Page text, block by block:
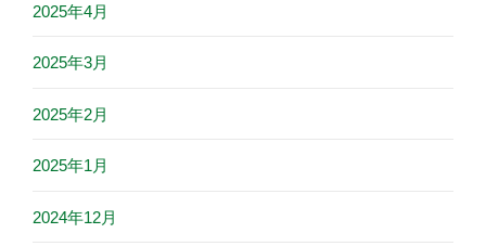
2025年4月
2025年3月
2025年2月
2025年1月
2024年12月